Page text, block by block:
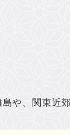
や、関東近